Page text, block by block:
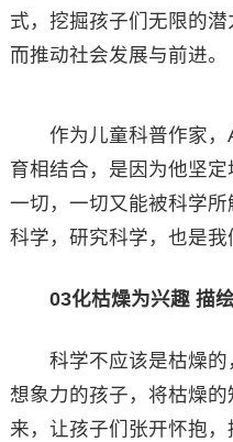
式，挖掘孩子们无限的
而推动社会发展与前进。
作为儿童科普作家，
育相结合，是因为他坚
一切，一切又能被科学
科学，研究科学，也是我
03化枯燥为兴趣 描绘
科学不应该是枯燥的
想象力的孩子，将枯燥
来，让孩子们张开怀抱